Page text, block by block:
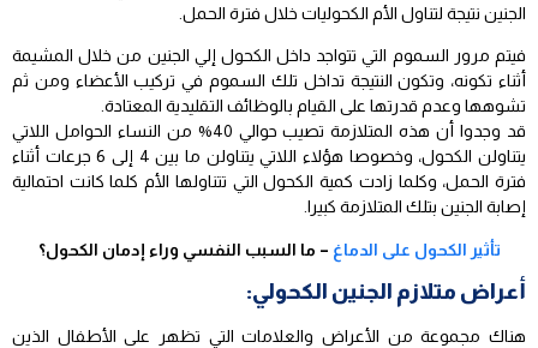
الجنين نتيجة لتناول الأم الكحوليات خلال فترة الحمل.
فيتم مرور السموم التي تتواجد داخل الكحول إلي الجنين من خلال المشيمة
أثناء تكونه، وتكون النتيجة تداخل تلك السموم في تركيب الأعضاء ومن ثم
تشوهها وعدم قدرتها على القيام بالوظائف التقليدية المعتادة.
قد وجدوا أن هذه المتلازمة تصيب حوالي 40% من النساء الحوامل اللاتي
يتناولن الكحول، وخصوصا هؤلاء اللاتي يتناولن ما بين 4 إلى 6 جرعات أثناء
فترة الحمل، وكلما زادت كمية الكحول التي تتناولها الأم كلما كانت احتمالية
إصابة الجنين بتلك المتلازمة كبيرا.
تأثير الكحول على الدماغ – ما السبب النفسي وراء إدمان الكحول؟
أعراض متلازم الجنين الكحولي:
هناك مجموعة من الأعراض والعلامات التي تظهر على الأطفال الذين